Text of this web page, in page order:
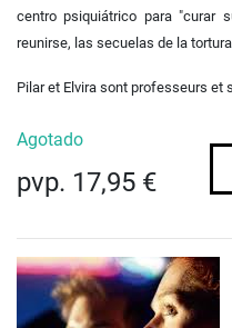
centro psiquiátrico para "curar
reunirse, las secuelas de la
Pilar et Elvira sont professeurs et
Agotado
pvp. 17,95 €